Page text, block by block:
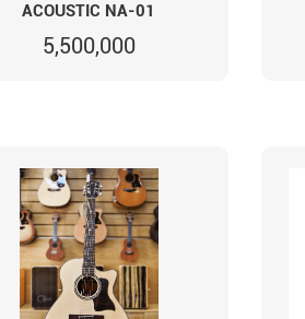
ACOUSTIC NA-01
5,500,000